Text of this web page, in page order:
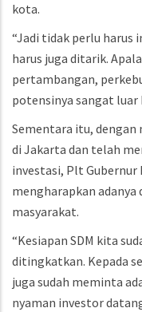
kota.
“Jadi tidak perlu harus
harus juga ditarik.
pertambangan,
potensinya sangat luar
Sementara itu,
di Jakarta dan telah
investasi, Plt Gubernur
mengharapkan adanya
masyarakat.
“Kesiapan SDM kita
ditingkatkan. Kepada
juga sudah meminta
nyaman investor